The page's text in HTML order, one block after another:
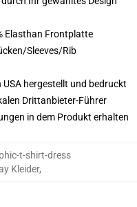
Elasthan Frontplatte
Sleeves/Rib
USA hergestellt und bedruckt
Drittanbieter-Führer
in dem Produkt erhalten
t-shirt-dress
Kleider,